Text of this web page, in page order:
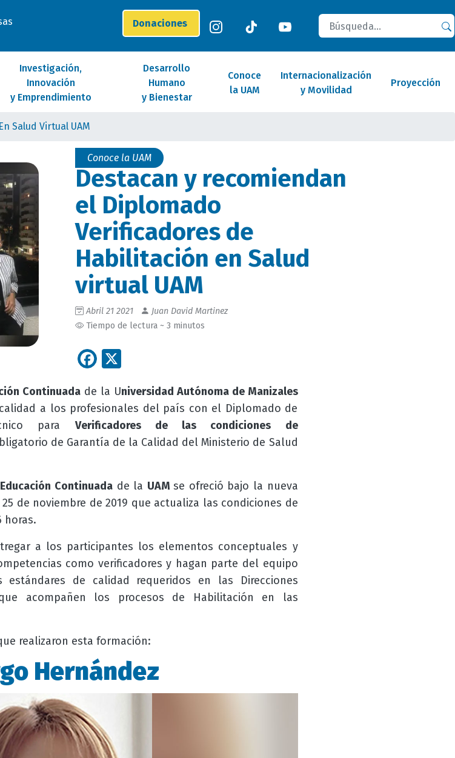
Donaciones
Buscar
Investigación,
Innovación
y Emprendimiento
Desarrollo
Humano
y Bienestar
Conoce
la UAM
Internacionalización
y Movilidad
Proyección
Salud Virtual UAM
Conoce la UAM
Destacan y recomiendan
el Diplomado
Verificadores de
Habilitación en Salud
virtual UAM
Abril 21 2021
Juan David Martinez
Tiempo de lectura ~ 3 minutos
Facebook
Continuadade la Universidad Autónoma de Manizales
a los profesionales del país con el Diplomado de
para Verificadores de las condiciones de
de Garantía de la Calidad del Ministerio de Salud
Educación Continuada de la UAMse ofreció bajo la nueva
de noviembre de 2019 que actualiza las condiciones de
horas.
a los participantes los elementos conceptuales y
como verificadores y hagan parte del equipo
de calidad requeridos en las Direcciones
acompañen los procesos de Habilitación en las
realizaron esta formación:
Hernández